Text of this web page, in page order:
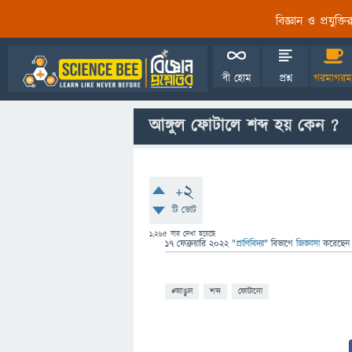
বিজ্ঞান ও
বী হোম প্রশ্ন
আঙ্গুল ফোটালে শব্দ হয় কেন ?
+2
টি ভোট
1,265 বার দেখা হয়েছে
17 ফেব্রুয়ারি 2022 "প্রাণিবিদ্যা" বিভাগে জিজ্ঞাসাকরেছেন
#আঙুল শব্দ ফোটানো